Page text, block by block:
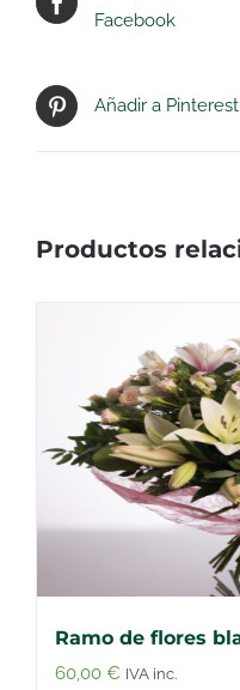
Facebook
Añadir a Pinterest
Productos
Ramo de flores
60,00 € IVA inc.